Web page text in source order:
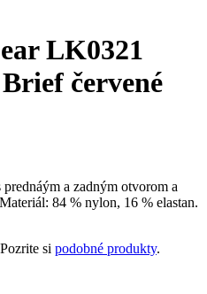
LK0321
červené
a zadným otvorom a
84 % nylon, 16 % elastan.
si podobné produkty.